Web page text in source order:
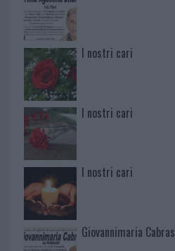
I nostri cari
I nostri cari
I nostri cari
Giovannimaria Cabras